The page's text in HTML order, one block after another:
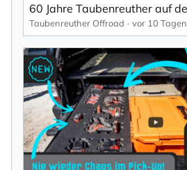
Taubenreuther Offroad vor 10 Tagen